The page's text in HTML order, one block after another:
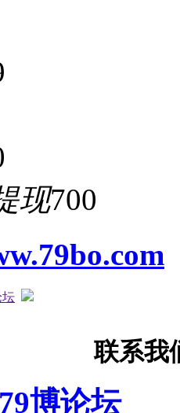
现700
坛
联系我
79博论坛